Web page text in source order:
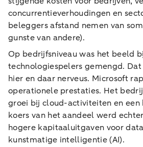
concurrentieverhoudingen en
beleggers afstand nemen van
gunste van andere).
Op bedrijfsniveau was het beeld
technologiespelers gemengd.
hier en daar nerveus. Microsoft
operationele prestaties. Het
groei bij cloud-activiteiten en een
koers van het aandeel werd
hogere kapitaaluitgaven voor
kunstmatige intelligentie (AI).